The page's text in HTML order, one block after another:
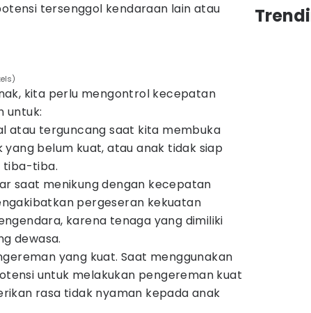
tersenggol kendaraan lain atau
kita perlu mengontrol kecepatan
untuk:
atau terguncang saat kita membuka
yang belum kuat, atau anak tidak siap
tiba-tiba.
saat menikung dengan kecepatan
pergeseran kekuatan
karena tenaga yang dimiliki
dewasa.
yang kuat. Saat menggunakan
untuk melakukan pengereman kuat
rasa tidak nyaman kepada anak